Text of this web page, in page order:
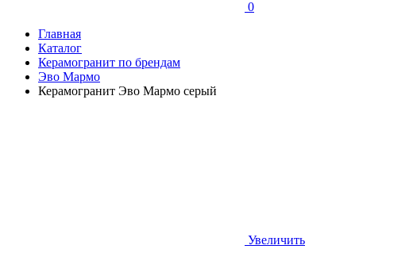
0
Главная
Каталог
Керамогранит по брендам
Эво Мармо
Керамогранит Эво Мармо серый
Увеличить